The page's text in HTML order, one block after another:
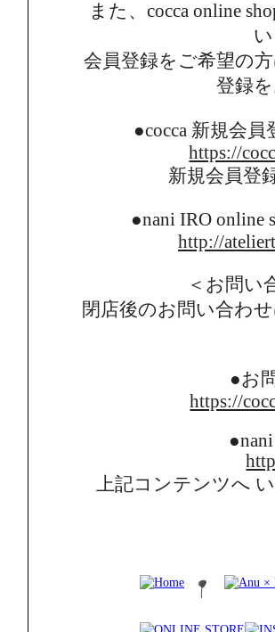
また、cocca online
会員登録をご希望の
登録
●cocca 新規会
https://
新規会員登
●nani IRO online
http://
＜お問い
閉店後のお問い合わ
●お
https://
上記コンテンツへ